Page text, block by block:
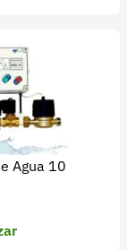
Agua 10